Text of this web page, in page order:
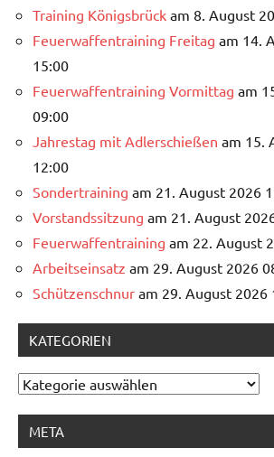
Training Königsbrück am 8. August
Feuerwaffentraining Freitag am 14.
15:00
Feuerwaffentraining Vormittag am
09:00
Jahrestag mit Adlerschießen am 15.
12:00
Sondertraining am 21. August 2026
Vorstandssitzung am 21. August
Feuerwaffentraining am 22. August
Arbeitseinsatz am 29. August 2026
Schützenschnur am 29. August 2026
KATEGORIEN
Kategorien
META